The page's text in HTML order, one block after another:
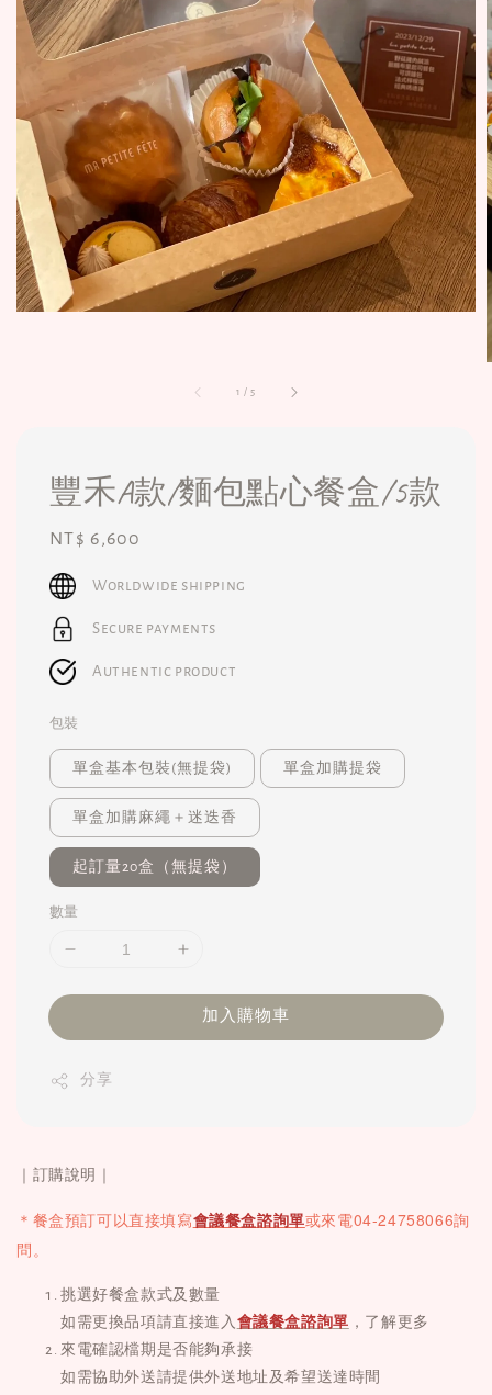
1 / 5
豐禾A款/麵包點心餐盒/5款
Regular
price
NT$ 6,600
Worldwide shipping
Secure payments
Authentic product
包裝
單盒基本包裝(無提袋) 單盒加購提袋
單盒加購麻繩＋迷迭香
起訂量20盒（無提袋）
數量
加入購物車
分享
｜訂購說明｜
＊餐盒預訂可以直接填寫會議餐盒諮詢單或來電04-24758066詢
問。
挑選好餐盒款式及數量
如需更換品項請直接進入 會議餐盒諮詢單 ，了解更多
來電確認檔期是否能夠承接
如需協助外送請提供外送地址及希望送達時間